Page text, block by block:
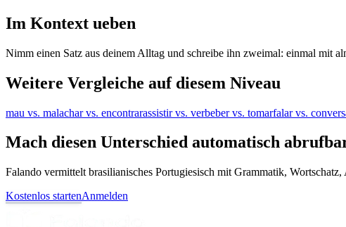
Im Kontext ueben
Nimm einen Satz aus deinem Alltag und schreibe ihn zweimal: einmal mit
Weitere Vergleiche auf diesem Niveau
mau vs. malachar vs. encontrarassistir vs. verbeber vs. tomarfalar vs.
Mach diesen Unterschied automatisch
Falando vermittelt brasilianisches Portugiesisch mit Grammatik,
Kostenlos startenAnmelden